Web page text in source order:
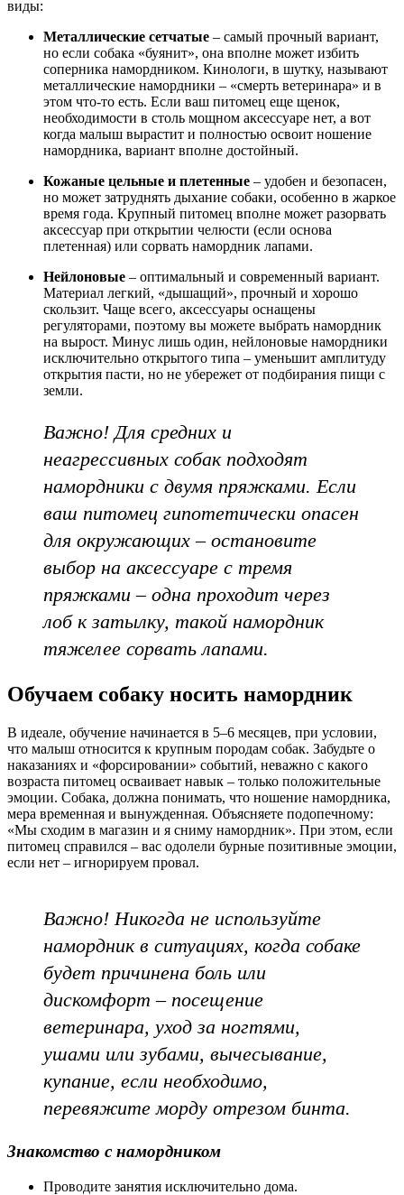
виды:
Металлические сетчатые – самый прочный вариант,
но если собака «буянит», она вполне может избить
соперника намордником. Кинологи, в шутку, называют
металлические намордники – «смерть ветеринара» и в
этом что-то есть. Если ваш питомец еще щенок,
необходимости в столь мощном аксессуаре нет, а вот
когда малыш вырастит и полностью освоит ношение
намордника, вариант вполне достойный.
Кожаные цельные и плетенные – удобен и безопасен,
но может затруднять дыхание собаки, особенно в жаркое
время года. Крупный питомец вполне может разорвать
аксессуар при открытии челюсти (если основа
плетенная) или сорвать намордник лапами.
Нейлоновые – оптимальный и современный вариант.
Материал легкий, «дышащий», прочный и хорошо
скользит. Чаще всего, аксессуары оснащены
регуляторами, поэтому вы можете выбрать намордник
на вырост. Минус лишь один, нейлоновые намордники
исключительно открытого типа – уменьшит амплитуду
открытия пасти, но не убережет от подбирания пищи с
земли.
Важно! Для средних и
неагрессивных собак подходят
намордники с двумя пряжками. Если
ваш питомец гипотетически опасен
для окружающих – остановите
выбор на аксессуаре с тремя
пряжками – одна проходит через
лоб к затылку, такой намордник
тяжелее сорвать лапами.
Обучаем собаку носить намордник
В идеале, обучение начинается в 5–6 месяцев, при условии,
что малыш относится к крупным породам собак. Забудьте о
наказаниях и «форсировании» событий, неважно с какого
возраста питомец осваивает навык – только положительные
эмоции. Собака, должна понимать, что ношение намордника,
мера временная и вынужденная. Объясняете подопечному:
«Мы сходим в магазин и я сниму намордник». При этом, если
питомец справился – вас одолели бурные позитивные эмоции,
если нет – игнорируем провал.
Важно! Никогда не используйте
намордник в ситуациях, когда собаке
будет причинена боль или
дискомфорт – посещение
ветеринара, уход за ногтями,
ушами или зубами, вычесывание,
купание, если необходимо,
перевяжите морду отрезом бинта.
Знакомство с намордником
Проводите занятия исключительно дома.